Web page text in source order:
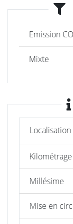
Emission
Mixte
Localisation
Kilométrage
Millésime
Mise en